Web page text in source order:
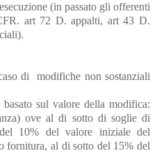
(in passato gli offerenti
art 72 D. appalti, art 43 D.
di modifiche non sostanziali
sul valore della modifica:
ove al di sotto di soglie di
10% del valore iniziale del
fornitura, al di sotto del 15% del